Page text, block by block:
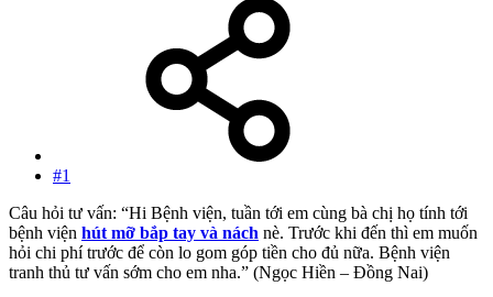
#1
Câu hỏi tư vấn: “Hi Bệnh viện, tuần tới em cùng bà chị họ tính tới
bệnh viện hút mỡ bắp tay và nách nè. Trước khi đến thì em muốn
hỏi chi phí trước để còn lo gom góp tiền cho đủ nữa. Bệnh viện
tranh thủ tư vấn sớm cho em nha.” (Ngọc Hiền – Đồng Nai)